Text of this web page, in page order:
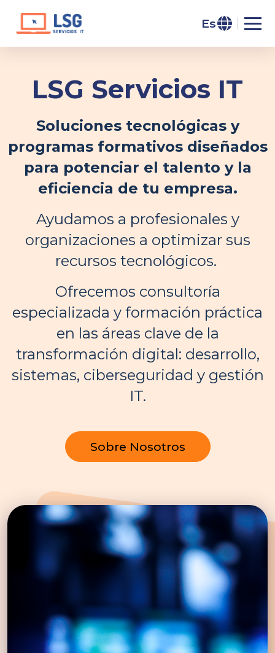
Es
LSG Servicios IT
Soluciones tecnológicas y
programas formativos diseñados
para potenciar el talento y la
eficiencia de tu empresa.
Ayudamos a profesionales y
organizaciones a optimizar sus
recursos tecnológicos.
Ofrecemos consultoría
especializada y formación práctica
en las áreas clave de la
transformación digital: desarrollo,
sistemas, ciberseguridad y gestión
IT.
Sobre Nosotros